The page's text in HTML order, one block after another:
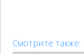
Смотрите также: